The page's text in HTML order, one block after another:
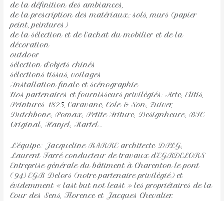
de la définition des ambiances,
de la prescription des matériaux: sols, murs (papier
peint, peintures)
de la sélection et de l’achat du mobilier et de la
décoration
outdoor
sélection d’objets chinés
sélections tissus, voilages
Installation finale et scénographie
Nos partenaires et fournisseurs privilégiés: Arte, Elitis,
Peintures 1825, Caravane, Cole & Son, Zuiver,
Dutchbone, Pomax, Petite Friture, Designheure, BTC
Original, Hanjel, Kartel…
L’équipe: Jacqueline BARRE architecte DPLG,
Laurent Farré conducteur de travaux d’EGBDELORS
Entreprise générale du bâtiment à Charenton le pont
(94) EGB Delors (notre partenaire privilégié) et
évidemment « last but not least » les propriétaires de la
Cour des Sens, Florence et Jacques Chevalier.